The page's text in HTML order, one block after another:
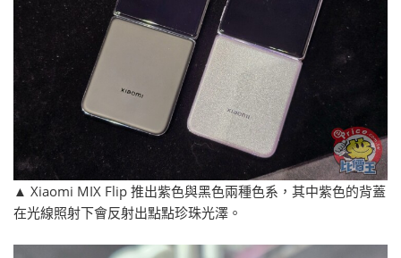
▲ Xiaomi MIX Flip 推出紫色與黑色兩種色系，其中紫色的背蓋
在光線照射下會反射出點點珍珠光澤。